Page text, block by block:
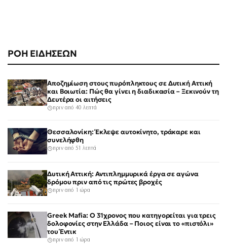
ΡΟΗ ΕΙΔΗΣΕΩΝ
Αποζημίωση στους πυρόπληκτους σε Δυτική Αττική
και Βοιωτία: Πώς θα γίνει η διαδικασία – Ξεκινούν τη
Δευτέρα οι αιτήσεις
πριν από 40 λεπτά
Θεσσαλονίκη: Έκλεψε αυτοκίνητο, τράκαρε και
συνελήφθη
πριν από 51 λεπτά
Δυτική Αττική: Αντιπλημμυρικά έργα σε αγώνα
δρόμου πριν από τις πρώτες βροχές
πριν από 1 ώρα
Greek Mafia: Ο 31χρονος που κατηγορείται για τρεις
δολοφονίες στην Ελλάδα – Ποιος είναι το «πιστόλι»
του Έντικ
πριν από 1 ώρα